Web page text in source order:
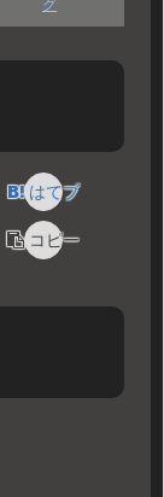
グ
はてブ
コピー